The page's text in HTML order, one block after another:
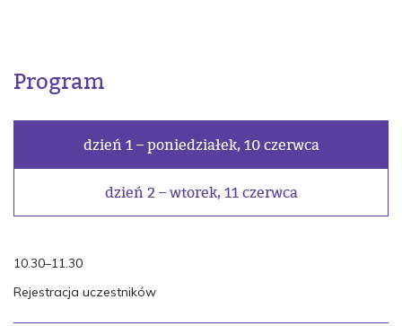
Program
dzień 1 – poniedziałek, 10 czerwca
dzień 2 – wtorek, 11 czerwca
10.30–11.30
Rejestracja uczestników